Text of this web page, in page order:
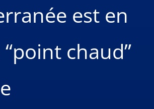
est en
chaud”